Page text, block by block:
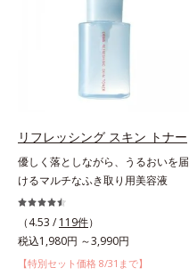
リフレッシング スキン トナー
優しく落としながら、うるおいを届
けるマルチなふき取り用美容液
（4.53 / 119件）
税込1,980円 ～3,990円
【特別セット価格 8/31まで】